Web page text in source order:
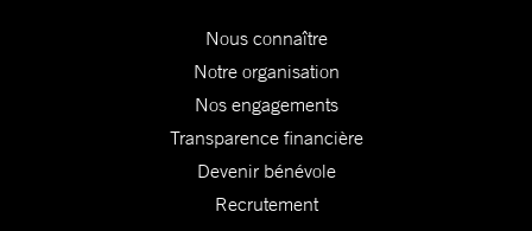
Nous connaître
Notre organisation
Nos engagements
Transparence financière
Devenir bénévole
Recrutement